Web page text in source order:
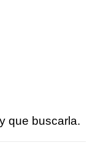
que buscarla.